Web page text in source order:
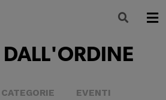
DALL'ORDINE
EVENTI